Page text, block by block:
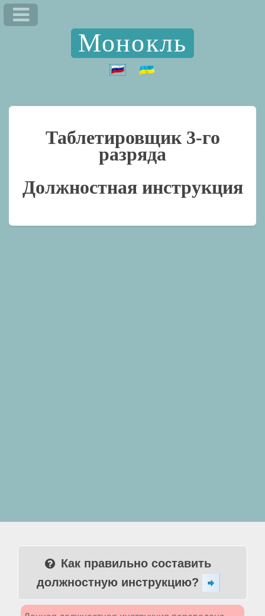
Монокль
Таблетировщик 3-го
разряда
Должностная инструкция
Как правильно составить
должностную инструкцию?